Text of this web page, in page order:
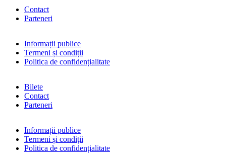
Contact
Parteneri
Informații publice
Termeni și condiții
Politica de confidențialitate
Bilete
Contact
Parteneri
Informații publice
Termeni și condiții
Politica de confidențialitate